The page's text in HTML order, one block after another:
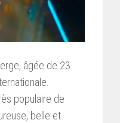
âgée de 23
populaire de
belle et